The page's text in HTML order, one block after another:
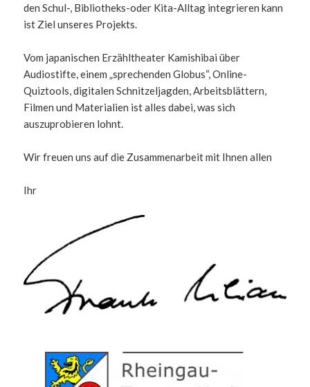
den Schul-, Bibliotheks-oder Kita-Alltag integrieren kann
ist Ziel unseres Projekts.
Vom japanischen Erzähltheater Kamishibai über
Audiostifte, einem „sprechenden Globus“, Online-
Quiztools, digitalen Schnitzeljagden, Arbeitsblättern,
Filmen und Materialien ist alles dabei, was sich
auszuprobieren lohnt.
Wir freuen uns auf die Zusammenarbeit mit Ihnen allen
Ihr